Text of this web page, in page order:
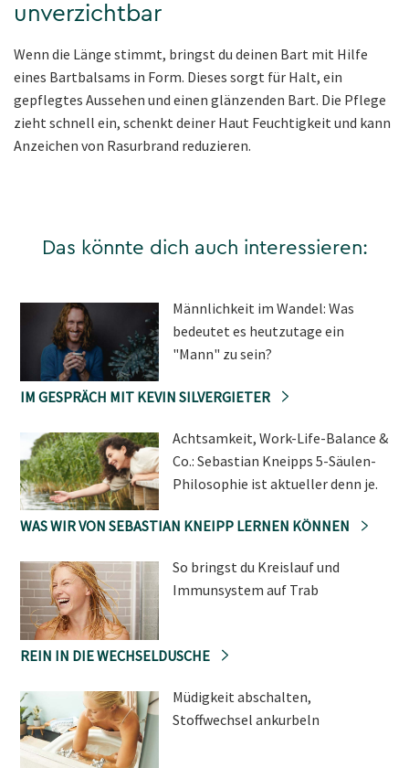
unverzichtbar
Wenn die Länge stimmt, bringst du deinen Bart mit Hilfe
eines Bartbalsams in Form. Dieses sorgt für Halt, ein
gepflegtes Aussehen und einen glänzenden Bart. Die Pflege
zieht schnell ein, schenkt deiner Haut Feuchtigkeit und kann
Anzeichen von Rasurbrand reduzieren.
Das könnte dich auch interessieren:
Männlichkeit im Wandel: Was
bedeutet es heutzutage ein
"Mann" zu sein?
IM GESPRÄCH MIT KEVIN SILVERGIETER
Achtsamkeit, Work-Life-Balance &
Co.: Sebastian Kneipps 5-Säulen-
Philosophie ist aktueller denn je.
WAS WIR VON SEBASTIAN KNEIPP LERNEN KÖNNEN
So bringst du Kreislauf und
Immunsystem auf Trab
REIN IN DIE WECHSELDUSCHE
Müdigkeit abschalten,
Stoffwechsel ankurbeln